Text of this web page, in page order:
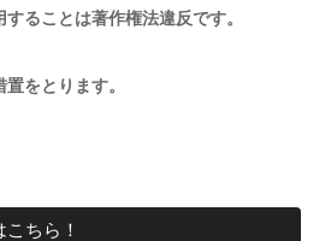
ることは著作権法違反です。
をとります。
ちら！